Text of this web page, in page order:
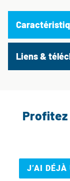
Liens &
Profitez
J’AI DÉJÀ